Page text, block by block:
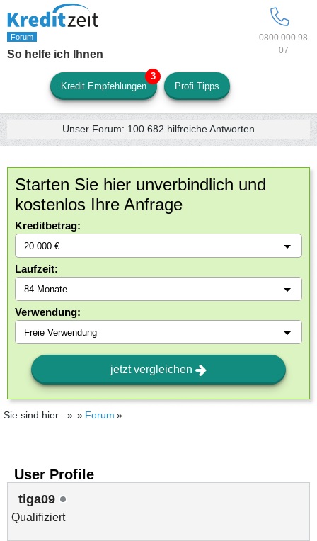
0800 000 98
07
So helfe ich Ihnen
Kredit Empfehlungen Profi Tipps
Unser Forum: 100.682 hilfreiche Antworten
Starten Sie hier unverbindlich und
kostenlos Ihre Anfrage
Kreditbetrag:
Laufzeit:
Verwendung:
jetzt vergleichen
Sie sind hier: Forum
User Profile
tiga09
Qualifiziert